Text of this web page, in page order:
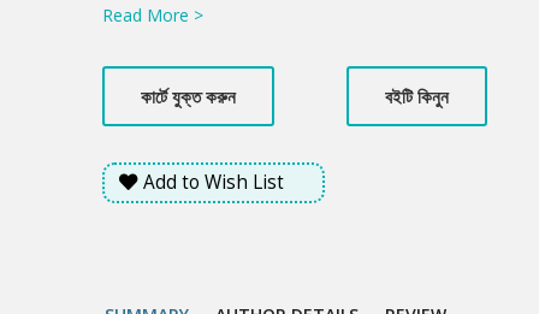
মানসিক উদারতা ও দ্বিতীয়টি একটি বাড়িতে ভূতের সাথে বসবাসের গল্প ধরে
মিলিয়ে এটি এক অনন্য গ্রন্থ।
Read More >
কার্টে যুক্ত করুন বইটি কিনুন
Add to Wish List